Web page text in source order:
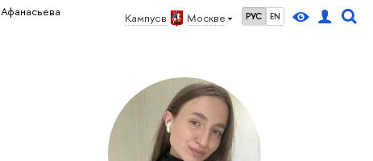
Кампус в Москве РУС EN
Афанасьева